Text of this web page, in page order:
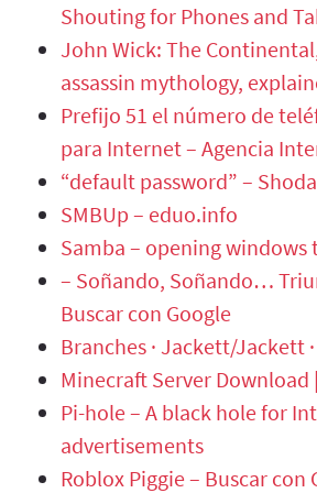
Shouting for Phones and
John Wick: The
assassin mythology,
Prefijo 51 el número de
para Internet – Agencia
“default password” –
SMBUp – eduo.info
Samba – opening windows
– Soñando, Soñando…
Buscar con Google
Branches · Jackett/Jackett
Minecraft Server Download
Pi-hole – A black hole for
advertisements
Roblox Piggie – Buscar con